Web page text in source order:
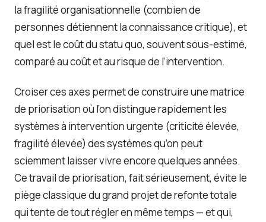
la fragilité organisationnelle (combien de
personnes détiennent la connaissance critique), et
quel est le coût du statu quo, souvent sous-estimé,
comparé au coût et au risque de l’intervention.
Croiser ces axes permet de construire une matrice
de priorisation où l’on distingue rapidement les
systèmes à intervention urgente (criticité élevée,
fragilité élevée) des systèmes qu’on peut
sciemment laisser vivre encore quelques années.
Ce travail de priorisation, fait sérieusement, évite le
piège classique du grand projet de refonte totale
qui tente de tout régler en même temps — et qui,